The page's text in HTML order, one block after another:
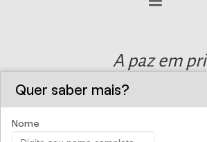
A paz em
Quer saber mais?
Nome